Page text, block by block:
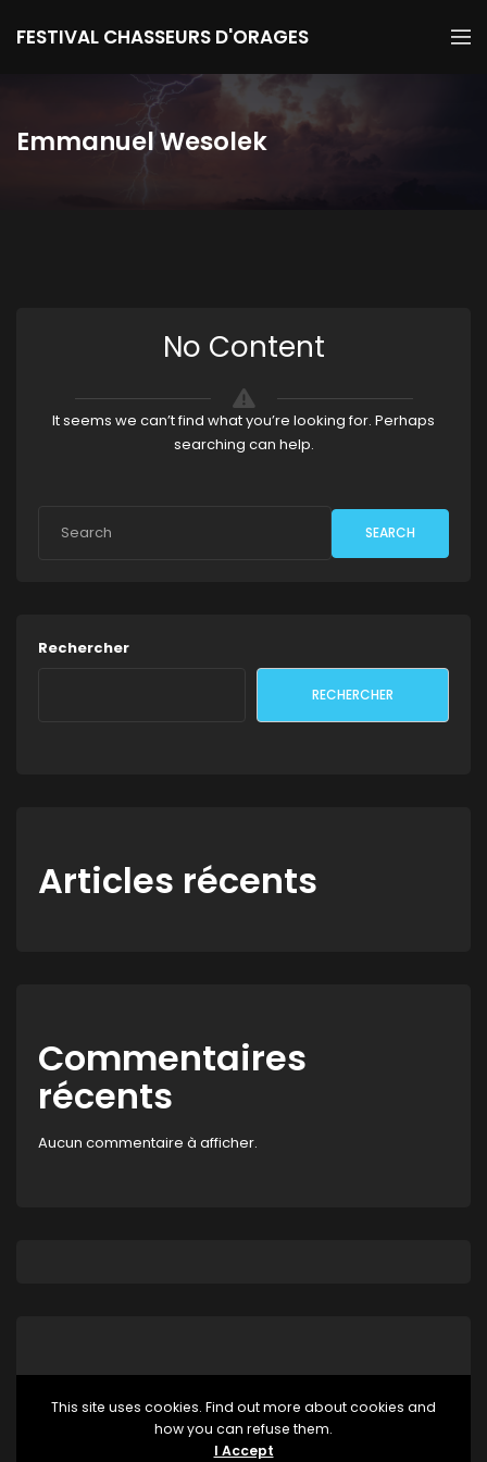
FESTIVAL CHASSEURS D'ORAGES
Emmanuel Wesolek
No Content
It seems we can’t find what you’re looking for. Perhaps
searching can help.
SEARCH
Rechercher
RECHERCHER
Articles récents
Commentaires
récents
Aucun commentaire à afficher.
This site uses cookies. Find out more about cookies and
how you can refuse them.
I Accept